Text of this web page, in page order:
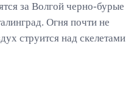
за Волгой черно-бурые
Огня почти не
струится над скелетами